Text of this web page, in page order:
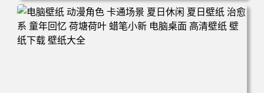
电脑壁纸 二次元角色 动漫角色 女帝 波雅·汉库克 波雅汉库
克 海贼王 电脑桌面 高清壁纸 壁纸下载 壁纸大全